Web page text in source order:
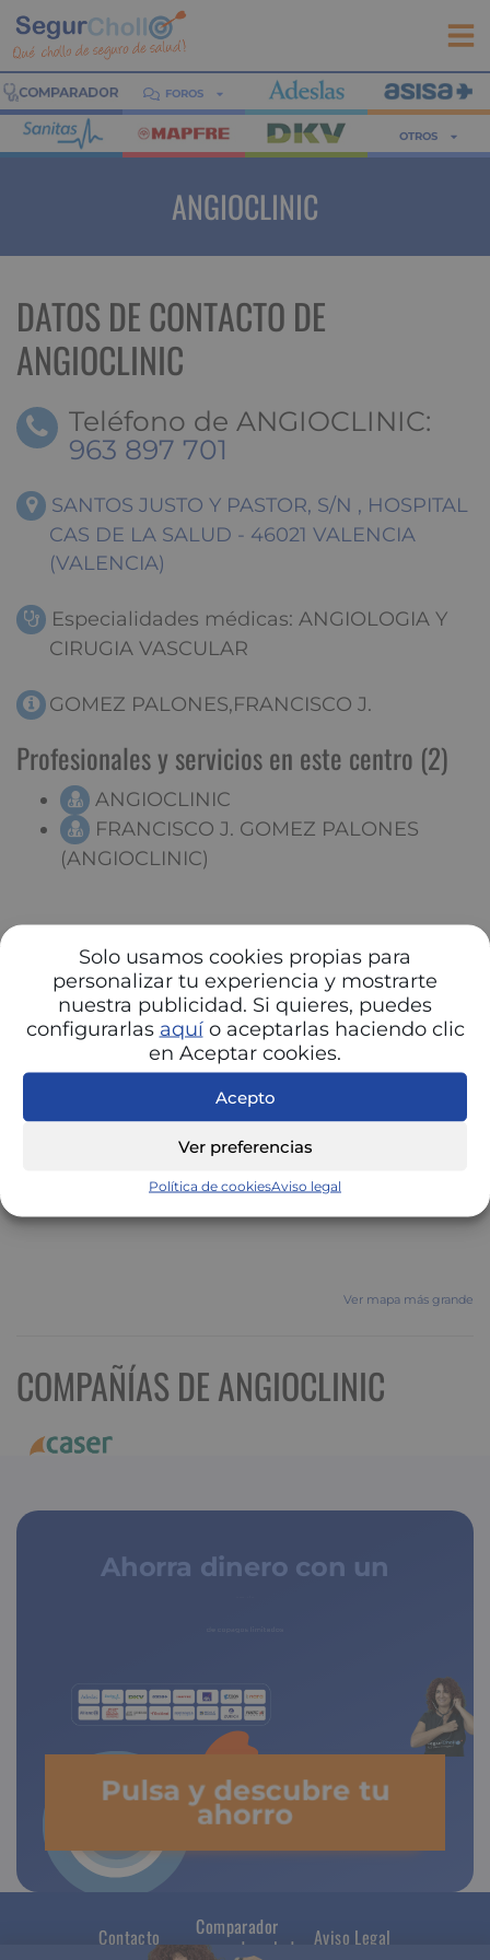
Solo usamos cookies propias para
personalizar tu experiencia y mostrarte
nuestra publicidad. Si quieres, puedes
configurarlas aquío aceptarlas haciendo clic
en Aceptar cookies.
Acepto
Ver preferencias
Política de cookiesAviso legal
FOROS
OTROS
ANGIOCLINIC
DATOS DE CONTACTO DE
ANGIOCLINIC
Teléfono de ANGIOCLINIC:
963 897 701
SANTOS JUSTO Y PASTOR, S/N , HOSPITAL
CAS DE LA SALUD - 46021 VALENCIA
(VALENCIA)
Especialidades médicas: ANGIOLOGIA Y
CIRUGIA VASCULAR
GOMEZ PALONES,FRANCISCO J.
Profesionales y servicios en este centro (2)
ANGIOCLINIC
FRANCISCO J. GOMEZ PALONES
(ANGIOCLINIC)
Ver mapa más grande
COMPAÑÍAS DE ANGIOCLINIC
Ahorra dinero con un
Pulsa y descubre tu
ahorro
Contacto
Comparador
seguros de salud
Aviso Legal